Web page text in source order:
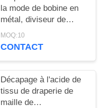
la mode de bobine en
métal, diviseur de
pièce de rideau en
tissu de maille en
MOQ:10
CONTACT
Décapage à l'acide de
tissu de draperie de
maille de